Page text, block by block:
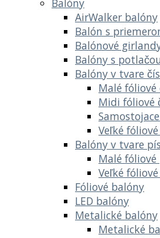
AirWalker balóny
Balón s
Balónové
Balóny s
Balóny v tvare
Malé fóliové
Midi fóliové
Veľké
Balóny v tvare
Malé fóliové
Veľké
Fóliové balóny
LED balóny
Metalické balóny
Metalické